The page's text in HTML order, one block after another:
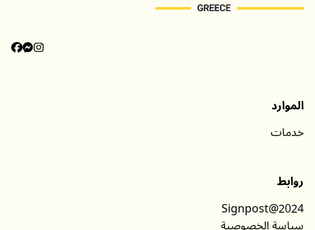
الفئات
معلومات
الموارد
خدمات